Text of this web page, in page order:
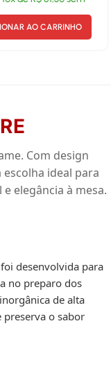
AO CARRINHO
Com design
ideal para
elegância à mesa.
desenvolvida para
no preparo dos
de alta
preserva o sabor